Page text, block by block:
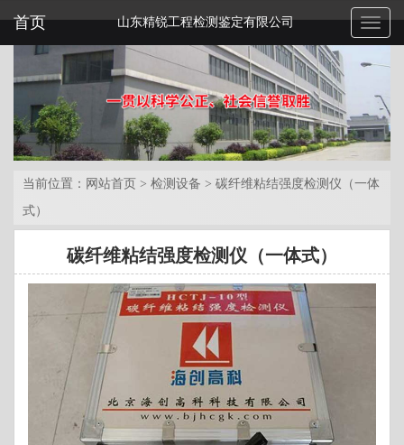
Toggle
首页 山东精锐工程检测鉴定有限公司
当前位置： 网站首页 > 检测设备 > 碳纤维粘结强度检测仪（一体
式）
碳纤维粘结强度检测仪（一体式）